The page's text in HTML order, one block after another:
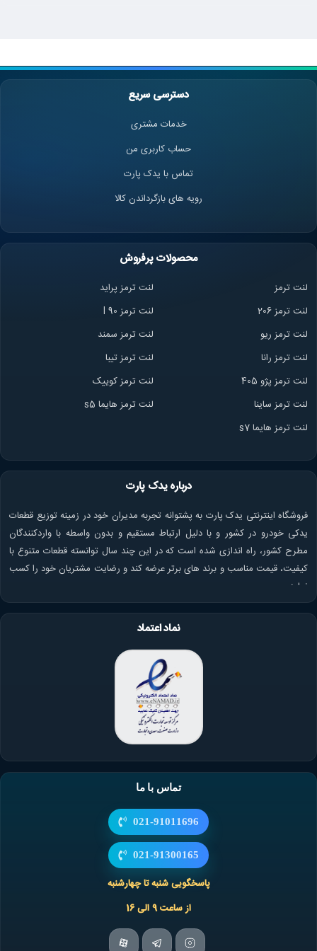
دسترسی سریع
خدمات مشتری
حساب کاربری من
تماس با یدک پارت
رویه های بازگرداندن کالا
محصولات پرفروش
لنت ترمز
لنت ترمز پراید
لنت ترمز 206
لنت ترمز l 90
لنت ترمز ریو
لنت ترمز سمند
لنت ترمز رانا
لنت ترمز تیبا
لنت ترمز پژو 405
لنت ترمز کوییک
لنت ترمز ساینا
لنت ترمز هایما s5
لنت ترمز هایما s7
درباره یدک پارت
فروشگاه اینترنتی یدک پارت به پشتوانه تجربه مدیران خود در زمینه توزیع قطعات
یدکی خودرو در کشور و با دلیل ارتباط مستقیم و بدون واسطه با واردکنندگان
مطرح کشور، راه اندازی شده است که در این چند سال توانسته قطعات متنوع با
کیفیت، قیمت مناسب و برند های برتر عرضه کند و رضایت مشتریان خود را کسب
نماید.
نماد اعتماد
تماس با ما
021-91011696
021-91300165
پاسخگویی شنبه تا چهارشنبه
از ساعت 9 الی 16